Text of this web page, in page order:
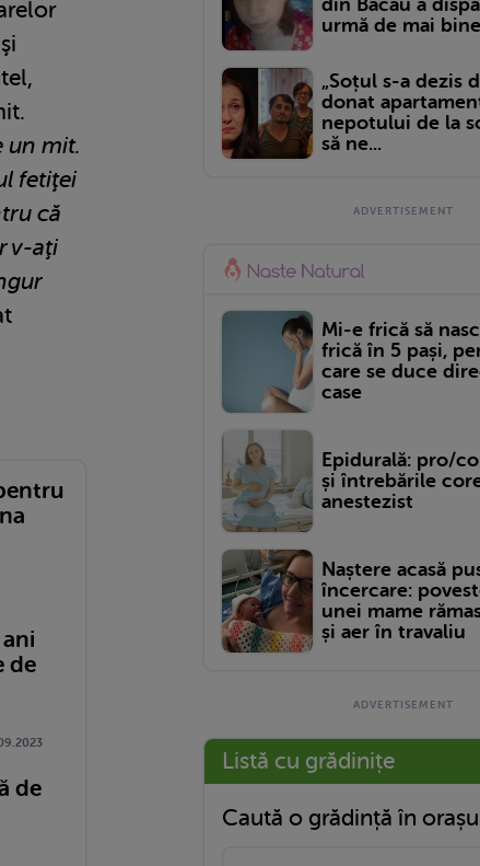
un mit.
fetiţei
că
v-aţi
de
de
urmă de mai
„Soțul s-a dezis
donat
nepotului de la
să ne...
Mi-e frică să
frică în 5 pași,
care se duce
case
Epidurală: pro/
și întrebările
anestezist
Naștere acasă
încercare:
unei mame
și aer în travaliu
Listă cu grădinițe
Caută o grădință în